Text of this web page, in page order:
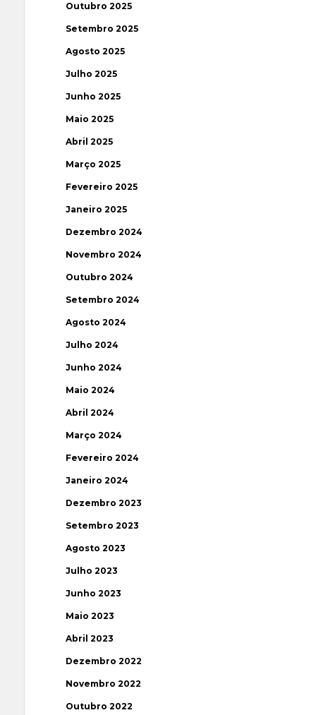
Outubro 2025
Setembro 2025
Agosto 2025
Julho 2025
Junho 2025
Maio 2025
Abril 2025
Março 2025
Fevereiro 2025
Janeiro 2025
Dezembro 2024
Novembro 2024
Outubro 2024
Setembro 2024
Agosto 2024
Julho 2024
Junho 2024
Maio 2024
Abril 2024
Março 2024
Fevereiro 2024
Janeiro 2024
Dezembro 2023
Setembro 2023
Agosto 2023
Julho 2023
Junho 2023
Maio 2023
Abril 2023
Dezembro 2022
Novembro 2022
Outubro 2022